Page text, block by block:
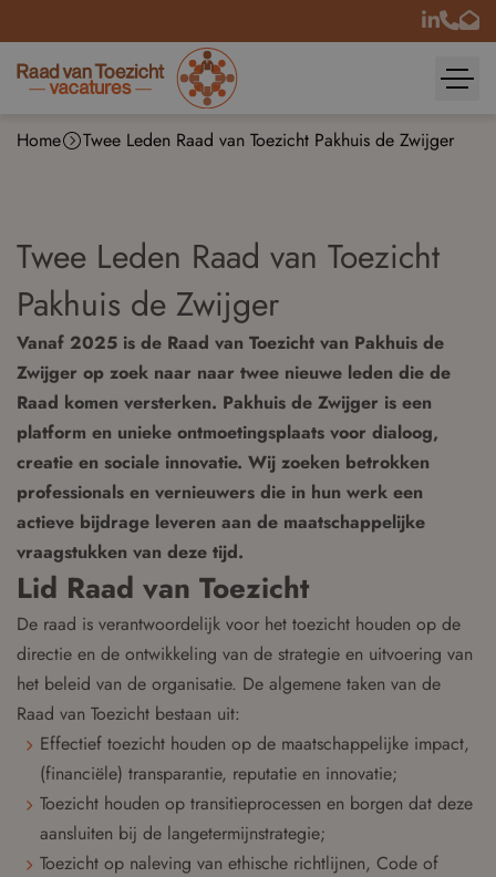
Home Twee Leden Raad van Toezicht Pakhuis de Zwijger
Twee Leden Raad van Toezicht
Pakhuis de Zwijger
Vanaf 2025 is de Raad van Toezicht van Pakhuis de
Zwijger op zoek naar naar twee nieuwe leden die de
Raad komen versterken. Pakhuis de Zwijger is een
platform en unieke ontmoetingsplaats voor dialoog,
creatie en sociale innovatie. Wij zoeken betrokken
professionals en vernieuwers die in hun werk een
actieve bijdrage leveren aan de maatschappelijke
vraagstukken van deze tijd.
Lid Raad van Toezicht
De raad is verantwoordelijk voor het toezicht houden op de
directie en de ontwikkeling van de strategie en uitvoering van
het beleid van de organisatie. De algemene taken van de
Raad van Toezicht bestaan uit:
Effectief toezicht houden op de maatschappelijke impact,
(financiële) transparantie, reputatie en innovatie;
Toezicht houden op transitieprocessen en borgen dat deze
aansluiten bij de langetermijnstrategie;
Toezicht op naleving van ethische richtlijnen, Code of